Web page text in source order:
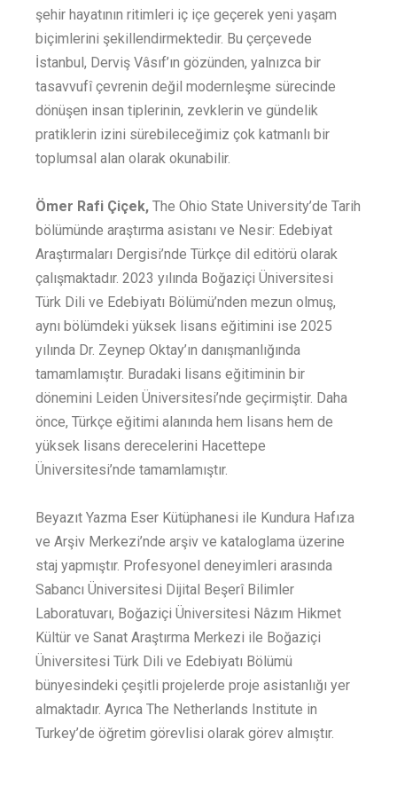
şehir hayatının ritimleri iç içe geçerek yeni yaşam
biçimlerini şekillendirmektedir. Bu çerçevede
İstanbul, Derviş Vâsıf’ın gözünden, yalnızca bir
tasavvufî çevrenin değil modernleşme sürecinde
dönüşen insan tiplerinin, zevklerin ve gündelik
pratiklerin izini sürebileceğimiz çok katmanlı bir
toplumsal alan olarak okunabilir.
Ömer Rafi Çiçek, The Ohio State University’de Tarih
bölümünde araştırma asistanı ve Nesir: Edebiyat
Araştırmaları Dergisi’nde Türkçe dil editörü olarak
çalışmaktadır. 2023 yılında Boğaziçi Üniversitesi
Türk Dili ve Edebiyatı Bölümü’nden mezun olmuş,
aynı bölümdeki yüksek lisans eğitimini ise 2025
yılında Dr. Zeynep Oktay’ın danışmanlığında
tamamlamıştır. Buradaki lisans eğitiminin bir
dönemini Leiden Üniversitesi’nde geçirmiştir. Daha
önce, Türkçe eğitimi alanında hem lisans hem de
yüksek lisans derecelerini Hacettepe
Üniversitesi’nde tamamlamıştır.
Beyazıt Yazma Eser Kütüphanesi ile Kundura Hafıza
ve Arşiv Merkezi’nde arşiv ve kataloglama üzerine
staj yapmıştır. Profesyonel deneyimleri arasında
Sabancı Üniversitesi Dijital Beşerî Bilimler
Laboratuvarı, Boğaziçi Üniversitesi Nâzım Hikmet
Kültür ve Sanat Araştırma Merkezi ile Boğaziçi
Üniversitesi Türk Dili ve Edebiyatı Bölümü
bünyesindeki çeşitli projelerde proje asistanlığı yer
almaktadır. Ayrıca The Netherlands Institute in
Turkey’de öğretim görevlisi olarak görev almıştır.